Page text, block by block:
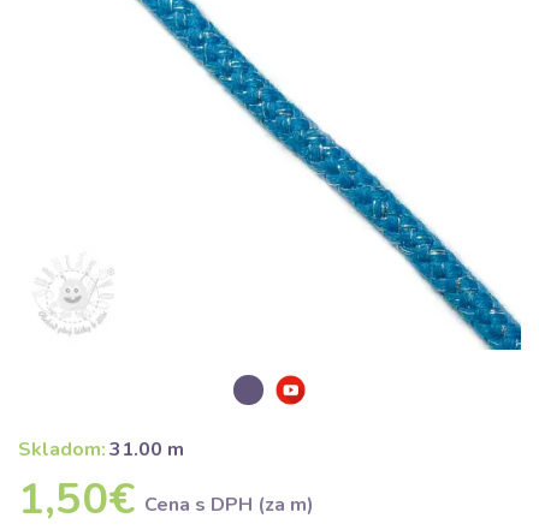
Skladom:31.00 m
1,50€ Cena s DPH (za m)